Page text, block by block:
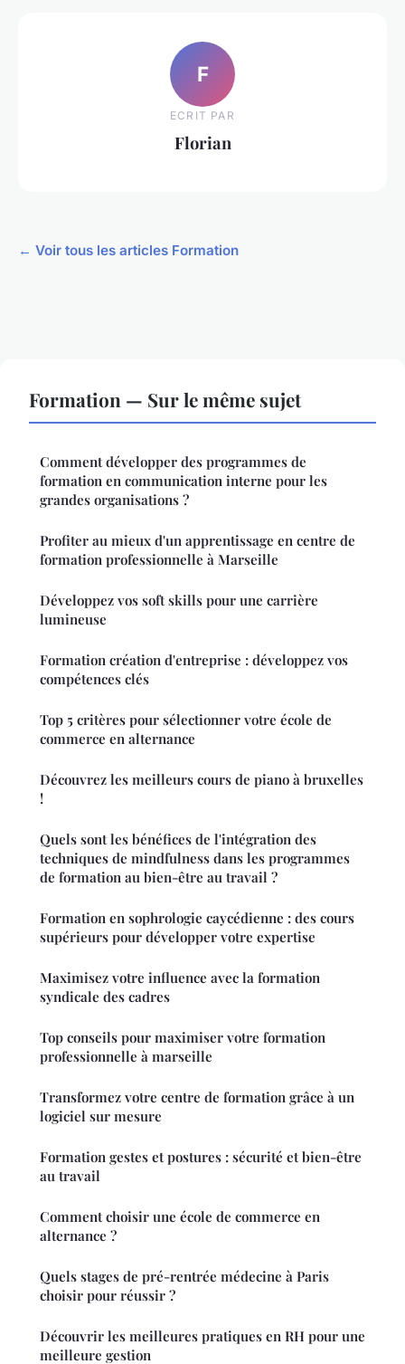
F
ECRIT PAR
Florian
← Voir tous les articles Formation
Formation — Sur le même sujet
Comment développer des programmes de
formation en communication interne pour les
grandes organisations ?
Profiter au mieux d'un apprentissage en centre de
formation professionnelle à Marseille
Développez vos soft skills pour une carrière
lumineuse
Formation création d'entreprise : développez vos
compétences clés
Top 5 critères pour sélectionner votre école de
commerce en alternance
Découvrez les meilleurs cours de piano à bruxelles
!
Quels sont les bénéfices de l'intégration des
techniques de mindfulness dans les programmes
de formation au bien-être au travail ?
Formation en sophrologie caycédienne : des cours
supérieurs pour développer votre expertise
Maximisez votre influence avec la formation
syndicale des cadres
Top conseils pour maximiser votre formation
professionnelle à marseille
Transformez votre centre de formation grâce à un
logiciel sur mesure
Formation gestes et postures : sécurité et bien-être
au travail
Comment choisir une école de commerce en
alternance ?
Quels stages de pré-rentrée médecine à Paris
choisir pour réussir ?
Découvrir les meilleures pratiques en RH pour une
meilleure gestion